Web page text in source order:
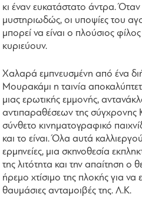
κι έναν ευκατάστατο άντρα. Όταν
μυστηριωδώς, οι υποψίες του
μπορεί να είναι ο πλούσιος
κυριεύουν.
Χαλαρά εμπνευσμένη από ένα
Μουρακάμι η ταινία
μιας ερωτικής εμμονής,
αντιπαραθέσεων της σύγχρονης
σύνθετο κινηματογραφικό
και το είναι. Όλα αυτά
ερμηνείες, μια σκηνοθεσία
της λιτότητα και την απαίτηση ο
ήρεμο χτίσιμο της πλοκής για να
θαυμάσιες ανταμοιβές της. Λ.Κ.